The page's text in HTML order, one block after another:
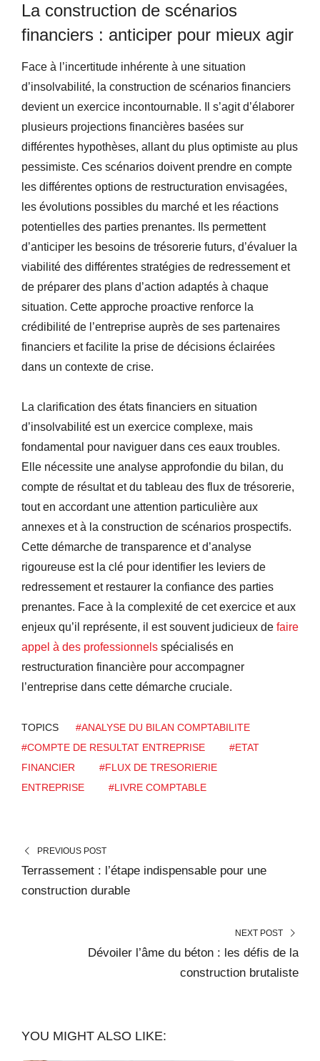
La construction de scénarios
financiers : anticiper pour mieux agir
Face à l’incertitude inhérente à une situation
d’insolvabilité, la construction de scénarios financiers
devient un exercice incontournable. Il s’agit d’élaborer
plusieurs projections financières basées sur
différentes hypothèses, allant du plus optimiste au plus
pessimiste. Ces scénarios doivent prendre en compte
les différentes options de restructuration envisagées,
les évolutions possibles du marché et les réactions
potentielles des parties prenantes. Ils permettent
d’anticiper les besoins de trésorerie futurs, d’évaluer la
viabilité des différentes stratégies de redressement et
de préparer des plans d’action adaptés à chaque
situation. Cette approche proactive renforce la
crédibilité de l’entreprise auprès de ses partenaires
financiers et facilite la prise de décisions éclairées
dans un contexte de crise.
La clarification des états financiers en situation
d’insolvabilité est un exercice complexe, mais
fondamental pour naviguer dans ces eaux troubles.
Elle nécessite une analyse approfondie du bilan, du
compte de résultat et du tableau des flux de trésorerie,
tout en accordant une attention particulière aux
annexes et à la construction de scénarios prospectifs.
Cette démarche de transparence et d’analyse
rigoureuse est la clé pour identifier les leviers de
redressement et restaurer la confiance des parties
prenantes. Face à la complexité de cet exercice et aux
enjeux qu’il représente, il est souvent judicieux de faire
appel à des professionnels spécialisés en
restructuration financière pour accompagner
l’entreprise dans cette démarche cruciale.
TOPICS
#ANALYSE DU BILAN COMPTABILITE
#COMPTE DE RESULTAT ENTREPRISE
#ETAT
FINANCIER
#FLUX DE TRESORIERIE
ENTREPRISE
#LIVRE COMPTABLE
PREVIOUS POST
Terrassement : l’étape indispensable pour une
construction durable
NEXT POST
Dévoiler l’âme du béton : les défis de la
construction brutaliste
YOU MIGHT ALSO LIKE: